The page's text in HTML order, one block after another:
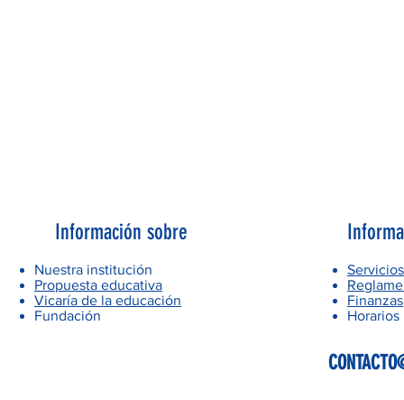
Información sobre
Nuestra institución
Propuesta educativa
Vicaría de la educación
Fundación
Servicios
Finanzas
Horarios